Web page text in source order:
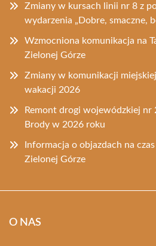
Zmiany w kursach linii nr 8 z
wydarzenia „Dobre, smaczne,
Wzmocniona komunikacja na
Zielonej Górze
Zmiany w komunikacji
wakacji 2026
Remont drogi wojewódzkiej nr
Brody w 2026 roku
Informacja o objazdach na
Zielonej Górze
O NAS